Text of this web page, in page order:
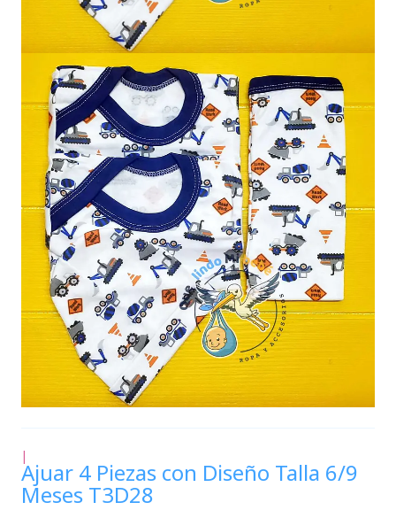
|
Ajuar 4 Piezas con Diseño Talla 6/9
Meses T3D28